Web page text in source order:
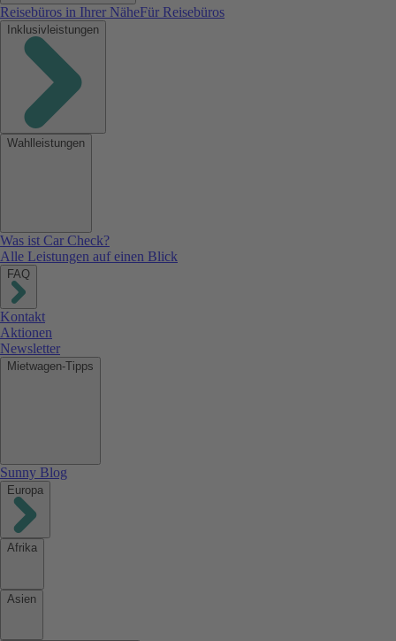
Reisebüros in Ihrer NäheFür Reisebüros
Inklusivleistungen
Wahlleistungen
Was ist Car Check?
Alle Leistungen auf einen Blick
FAQ
Kontakt
Aktionen
Newsletter
Mietwagen-Tipps
Sunny Blog
Europa
Afrika
Asien